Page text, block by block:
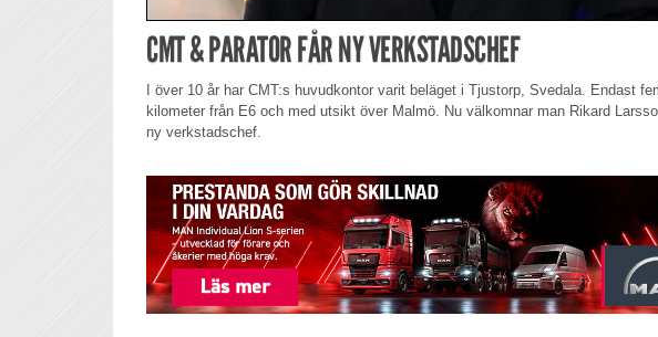
CMT & PARATOR FÅR NY VERKSTADSCHEF
I över 10 år har CMT:s huvudkontor varit beläget i Tjustorp, Svedala. Endast
kilometer från E6 och med utsikt över Malmö. Nu välkomnar man Rikard
ny verkstadschef.